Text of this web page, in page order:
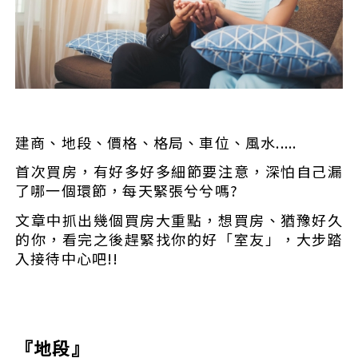
建商、地段、價格、格局、車位、風水.....
首次買房，有好多好多細節要注意，深怕自己漏
了哪一個環節，每天緊張兮兮嗎?
文章中抓出幾個買房大重點，想買房、猶豫好久
的你，看完之後趕緊找你的好「室友」，大步踏
入接待中心吧!!
『地段』